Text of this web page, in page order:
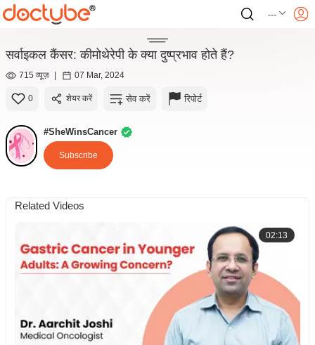
---
सर्वाइकल कैंसर: कीमोथेरेपी के क्या दुष्प्रभाव होते हैं?
715 व्यूज़ | 07 Mar, 2024
0 शेयर करें सेव करें रिपोर्ट
#SheWinsCancer
Subscribe
Related Videos
02:13